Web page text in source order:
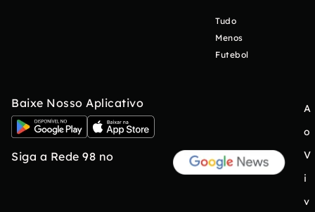
Tudo
Menos
Futebol
Baixe Nosso Aplicativo
Siga a Rede 98 no
A
o
V
i
v